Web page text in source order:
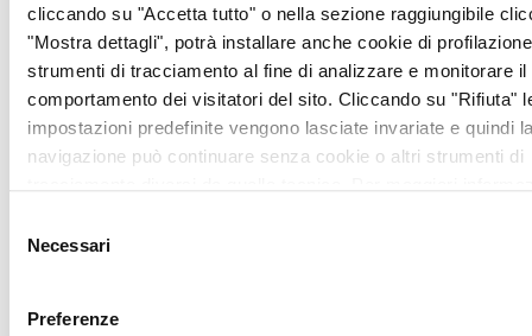
cliccando su "Accetta tutto" o nella sezione raggiungibile
"Mostra dettagli", potrà installare anche cookie di
strumenti di tracciamento al fine di analizzare e monitorare il
comportamento dei visitatori del sito. Cliccando su "Rifiuta"
impostazioni predefinite vengono lasciate invariate e quindi
navigazione può continuare senza cookie o altri strumenti di
delNecessari
Preferenze
Tumori dell’ovaio
Le ovaie sono due organi situati a lato dell’utero a cui sono
connessi tramite le tube uterine (tube di Fallopio). Sono
I tumori dell’ovaio possono essere benigni, maligni e a
malignità intermedia (borderline).
epiteliali